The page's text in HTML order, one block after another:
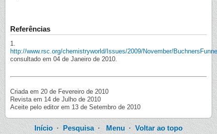
Referências
1.
http://www.rsc.org/chemistryworld/Issues/2009/November/
consultado em 04 de Janeiro de 2010.
Criada em 20 de Fevereiro de 2010
Revista em 14 de Julho de 2010
Aceite pelo editor em 13 de Setembro de 2010
Início·Pesquisa·Menu ·Voltar ao topo